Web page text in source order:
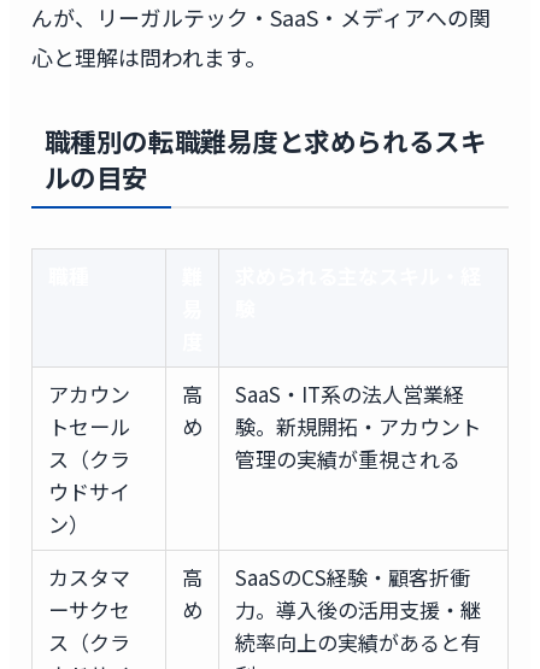
んが、リーガルテック・SaaS・メディアへの関
心と理解は問われます。
職種別の転職難易度と求められるスキ
ルの目安
アカウン
トセール
ス（クラ
ウドサイ
ン）
高
め
SaaS・IT系の法人営業経
験。新規開拓・アカウント
管理の実績が重視される
カスタマ
ーサクセ
ス（クラ
高
め
SaaSのCS経験・顧客折衝
力。導入後の活用支援・継
続率向上の実績があると有